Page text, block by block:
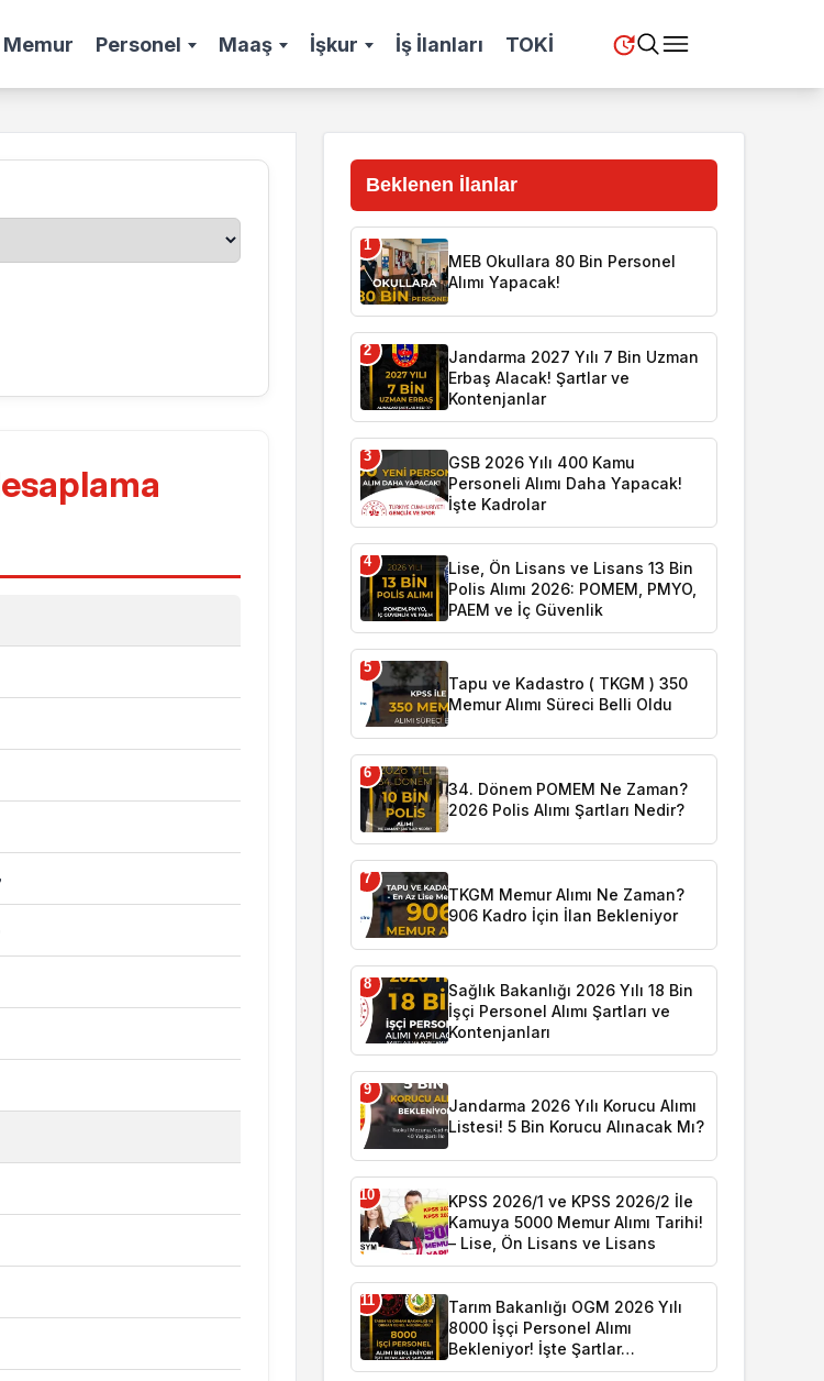
Memur Personel Maaş İşkur İş İlanları TOKİ
Beklenen İlanlar
1
MEB Okullara 80 Bin Personel
Alımı Yapacak!
2
Jandarma 2027 Yılı 7 Bin Uzman
Erbaş Alacak! Şartlar ve
Kontenjanlar
3
GSB 2026 Yılı 400 Kamu
Personeli Alımı Daha Yapacak!
İşte Kadrolar
4
Lise, Ön Lisans ve Lisans 13 Bin
Polis Alımı 2026: POMEM, PMYO,
PAEM ve İç Güvenlik
5
Tapu ve Kadastro ( TKGM ) 350
Memur Alımı Süreci Belli Oldu
6
34. Dönem POMEM Ne Zaman?
2026 Polis Alımı Şartları Nedir?
7
TKGM Memur Alımı Ne Zaman?
906 Kadro İçin İlan Bekleniyor
8
Sağlık Bakanlığı 2026 Yılı 18 Bin
İşçi Personel Alımı Şartları ve
Kontenjanları
9
Jandarma 2026 Yılı Korucu Alımı
Listesi! 5 Bin Korucu Alınacak Mı?
10
KPSS 2026/1 ve KPSS 2026/2 İle
Kamuya 5000 Memur Alımı Tarihi!
– Lise, Ön Lisans ve Lisans
11
Tarım Bakanlığı OGM 2026 Yılı
8000 İşçi Personel Alımı
Bekleniyor! İşte Şartlar…